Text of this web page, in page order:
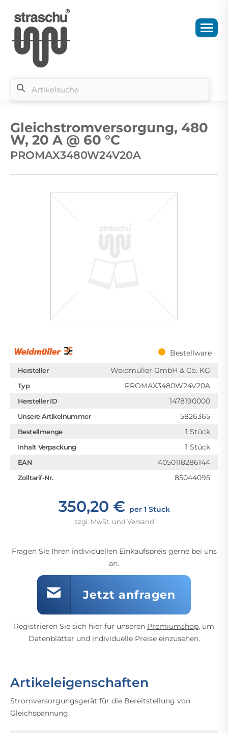
Gleichstromversorgung, 480
W, 20 A @ 60 °C
PROMAX3480W24V20A
Bestellware
Hersteller Weidmüller GmbH & Co. KG
Typ PROMAX3480W24V20A
Hersteller ID 1478190000
Unsere Artikelnummer 5826365
Bestellmenge 1 Stück
Inhalt Verpackung 1 Stück
EAN 4050118286144
Zolltarif-Nr. 85044095
350,20 € per 1 Stück
zzgl. MwSt. und Versand
Fragen Sie Ihren individuellen Einkaufspreis gerne bei uns
an.
Jetzt anfragen
Registrieren Sie sich hier für unseren Premiumshop, um
Datenblätter und individuelle Preise einzusehen.
Artikeleigenschaften
Stromversorgungsgerät für die Bereitstellung von
Gleichspannung.